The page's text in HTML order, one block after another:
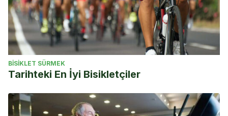
BISIKLET SÜRMEK
Tarihteki En İyi Bisikletçiler